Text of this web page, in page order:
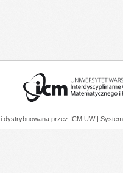
dystrybuowana przez ICM UW |